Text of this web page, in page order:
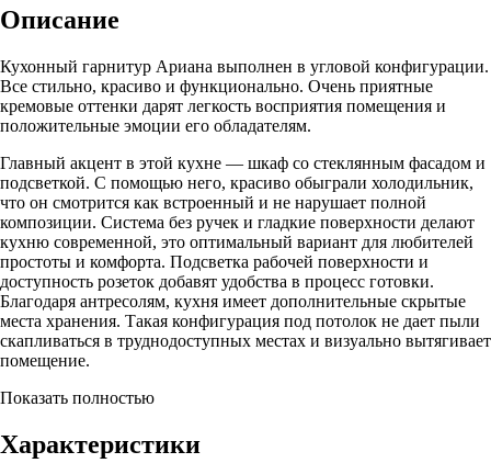
Описание
Кухонный гарнитур Ариана выполнен в угловой конфигурации.
Все стильно, красиво и функционально. Очень приятные
кремовые оттенки дарят легкость восприятия помещения и
положительные эмоции его обладателям.
Главный акцент в этой кухне — шкаф со стеклянным фасадом и
подсветкой. С помощью него, красиво обыграли холодильник,
что он смотрится как встроенный и не нарушает полной
композиции. Система без ручек и гладкие поверхности делают
кухню современной, это оптимальный вариант для любителей
простоты и комфорта. Подсветка рабочей поверхности и
доступность розеток добавят удобства в процесс готовки.
Благодаря антресолям, кухня имеет дополнительные скрытые
места хранения. Такая конфигурация под потолок не дает пыли
скапливаться в труднодоступных местах и визуально вытягивает
помещение.
Показать полностью
Характеристики